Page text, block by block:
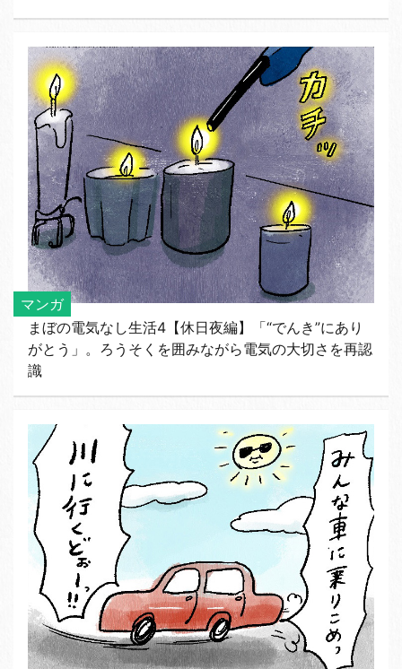
マンガ
まぼの電気なし生活4【休日夜編】「“でんき”にあり
がとう」。ろうそくを囲みながら電気の大切さを再認
識